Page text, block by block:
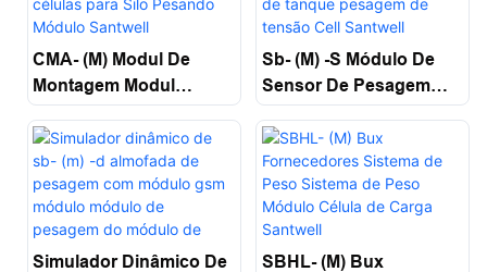
Santwell
CMA- (m) Modul De
Montagem Modul
Sensor Kit De Carga
Montagem De Células
Para Silo Pesando
Módulo Santwell
Sb- (M) -s Módulo De
Sensor De Pesagem
Estática Sensível Ao
Cabo Para Silo De
Tanque Pesagem De
Tensão Cell Santwell
Simulador Dinâmico De SBHL- (M) Bux